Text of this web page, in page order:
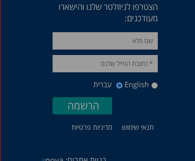
הצטרפו לניוזלטר שלנו והישארו
מעודכנים:
English עברית
תנאי שימוש מדיניות פרטיות